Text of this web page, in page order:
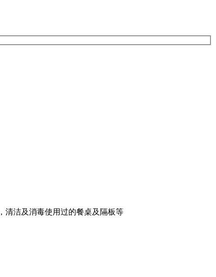
，清洁及消毒使用过的餐桌及隔板等